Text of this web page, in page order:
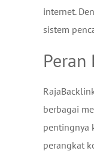
internet.
sistem
berbagai
pentingnya
perangkat